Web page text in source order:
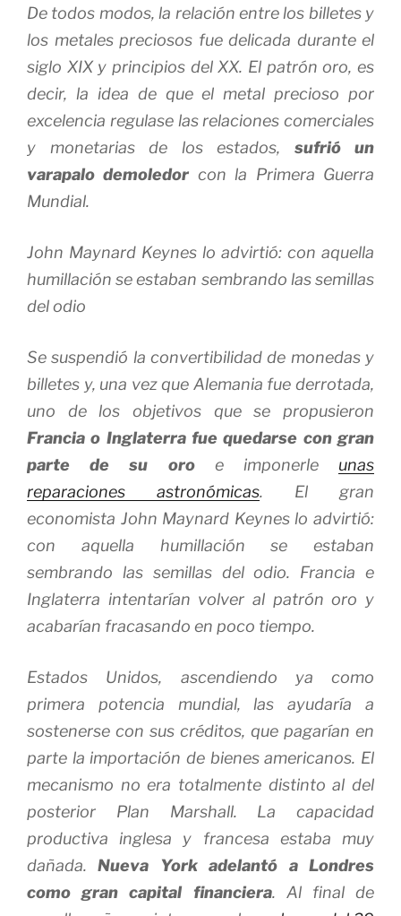
De todos modos, la relación entre los billetes y
los metales preciosos fue delicada durante el
siglo XIX y principios del XX. El patrón oro, es
decir, la idea de que el metal precioso por
excelencia regulase las relaciones comerciales
y monetarias de los estados, sufrió un
varapalo demoledor con la Primera Guerra
Mundial.
John Maynard Keynes lo advirtió: con aquella
humillación se estaban sembrando las semillas
del odio
Se suspendió la convertibilidad de monedas y
billetes y, una vez que Alemania fue derrotada,
uno de los objetivos que se propusieron
Francia o Inglaterra fue quedarse con gran
parte de su oroe imponerle unas
reparaciones astronómicas. El gran
economista John Maynard Keynes lo advirtió:
con aquella humillación se estaban
sembrando las semillas del odio. Francia e
Inglaterra intentarían volver al patrón oro y
acabarían fracasando en poco tiempo.
Estados Unidos, ascendiendo ya como
primera potencia mundial, las ayudaría a
sostenerse con sus créditos, que pagarían en
parte la importación de bienes americanos. El
mecanismo no era totalmente distinto al del
posterior Plan Marshall. La capacidad
productiva inglesa y francesa estaba muy
dañada.Nueva York adelantó a Londres
como gran capital financiera. Al final de